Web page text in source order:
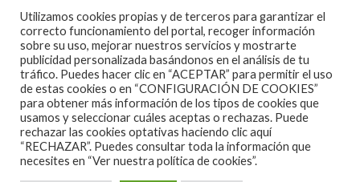
You I’m Nothing.
Por decir algunos que estarian en mi lista ganadora e
imprescindible, aunque se que me dejo algunos que
ahora mismo no me vienen a la mente, lo que si que
esta claro que los 90 fue clave para lo que ahora se
llama musica Alternativa, alejandose de los horteras
80 y volviendose a acercar a los miticos 70.
Aunque Bleach e In Utero estan ahí y son dos joyas
Utilizamos cookies propias y de terceros para garantizar el
correcto funcionamiento del portal, recoger información
sobre su uso, mejorar nuestros servicios y mostrarte
publicidad personalizada basándonos en el análisis de tu
tráfico. Puedes hacer clic en “ACEPTAR” para permitir el uso
de estas cookies o en “CONFIGURACIÓN DE COOKIES”
para obtener más información de los tipos de cookies que
usamos y seleccionar cuáles aceptas o rechazas. Puede
rechazar las cookies optativas haciendo clic aquí
“RECHAZAR”. Puedes consultar toda la información que
necesites en “Ver nuestra política de cookies”.